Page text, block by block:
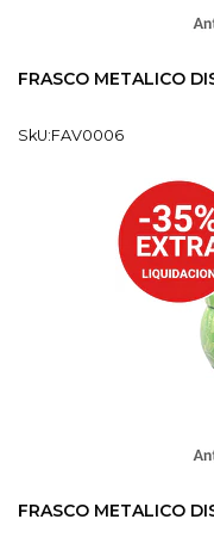
FRASCO METALICO
SkU:FAV0006
FRASCO METALICO